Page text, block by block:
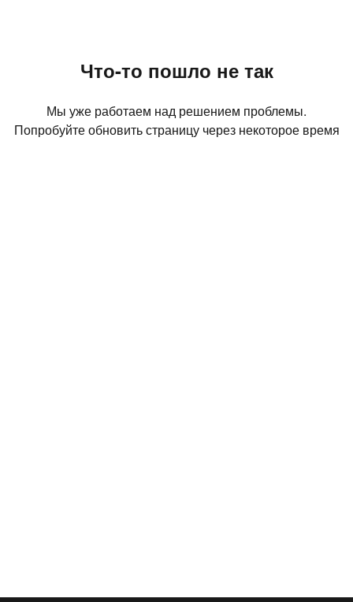
Что-то пошло не так
Мы уже работаем над решением проблемы.
Попробуйте обновить страницу через некоторое время